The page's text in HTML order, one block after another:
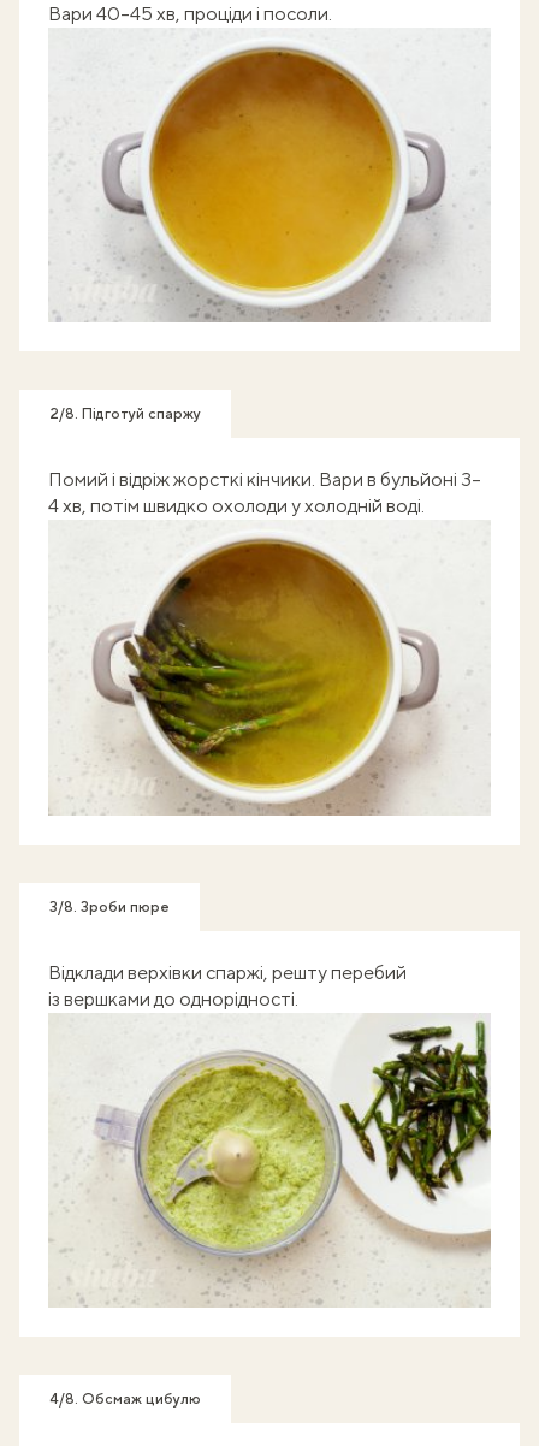
Вари 40–45 хв, проціди і посоли.
2/8. Підготуй спаржу
Помий і відріж жорсткі кінчики. Вари в бульйоні 3–
4 хв, потім швидко охолоди у холодній воді.
3/8. Зроби пюре
Відклади верхівки спаржі, решту перебий
із вершками до однорідності.
4/8. Обсмаж цибулю